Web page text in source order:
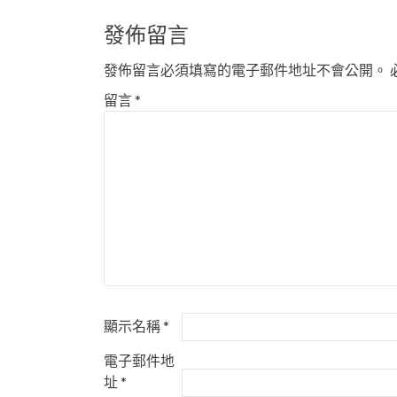
導
覽
發佈留言
發佈留言必須填寫的電子郵件地址不會公開。
留言*
顯示名稱*
電子郵件地
址*